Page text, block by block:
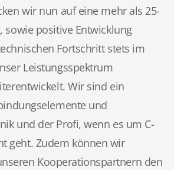
wir nun auf eine mehr als 25-
sowie positive Entwicklung
Fortschritt stets im
Leistungsspektrum
Wir sind ein
und
und der Profi, wenn es um C-
geht. Zudem können wir
Kooperationspartnern den